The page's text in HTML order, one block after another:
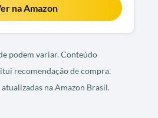
na Amazon
podem variar. Conteúdo
recomendação de compra.
na Amazon Brasil.